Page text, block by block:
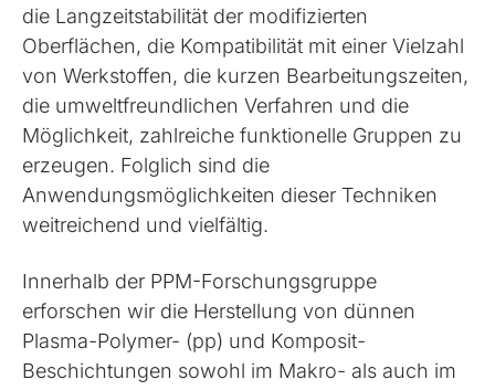
die Langzeitstabilität der modifizierten
Oberflächen, die Kompatibilität mit einer Vielzahl
von Werkstoffen, die kurzen Bearbeitungszeiten,
die umweltfreundlichen Verfahren und die
Möglichkeit, zahlreiche funktionelle Gruppen zu
erzeugen. Folglich sind die
Anwendungsmöglichkeiten dieser Techniken
weitreichend und vielfältig.
Innerhalb der PPM-Forschungsgruppe
erforschen wir die Herstellung von dünnen
Plasma-Polymer- (pp) und Komposit-
Beschichtungen sowohl im Makro- als auch im